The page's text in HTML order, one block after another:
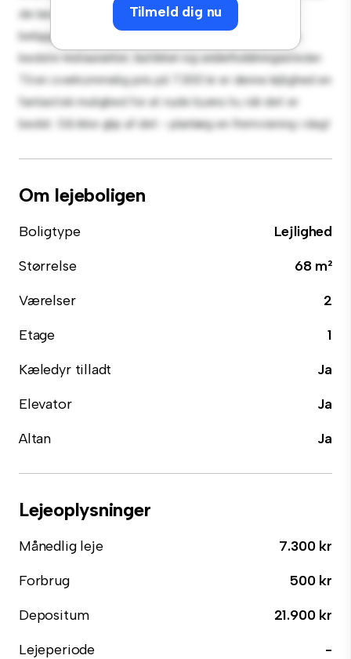
Tilmeld dig nu
de bedste hårde hvidevarer. Med sin førsteklasses
beliggenhed vil du være kun få skridt væk fra byens
bedste restauranter, butikker og underholdningssteder.
Til en overkommelig pris på 7.300 kr er denne lejlighed en
fantastisk mulighed for at nyde byens liv, når det er
bedst. Gå ikke glip af det - planlæg en fremvisning i dag!
Om lejeboligen
Boligtype
Lejlighed
Størrelse
68 m²
Værelser
2
Etage
1
Kæledyr tilladt
Ja
Elevator
Ja
Altan
Ja
Lejeoplysninger
Månedlig leje
7.300 kr
Forbrug
500 kr
Depositum
21.900 kr
Lejeperiode
-